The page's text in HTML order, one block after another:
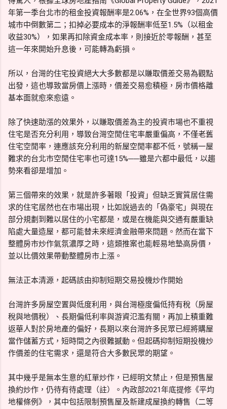
年第一季台北市的租金投資報酬率是2.06%，在全世界93個高價
城市中倒數第二；扣掉必要成本的淨報酬率低至1.5%（以租金
收益30%），如果再扣除資金成本率，則接近於零報酬，甚至
這一年來開始升息後，可能轉為虧損。
所以，台灣的住宅投資絕大大多數都是以賺取價差交易為觀點
出發，這也導致當房價上漲時，價差交易愈積極，房市價格離
基本面就愈來愈遠。
除了快速助漲的效果外，以賺取價差為主的投資市場也不重視
住宅是否充分利用，導致台灣空閒住宅率嚴重偏高，不僅老舊
住宅空閒率，連應該充分利用的新屋空閒率都不低，號稱一屋
難求的台北市空閒住宅率也可達15%──雖是六都中最低，以趨
勢來看卻是增加。
第三個帶來的效果，就是許多著眼「投資」但缺乏實質居住需
求的住宅居然也在市場出現，比如說過去的「偽豪宅」與現在
部分規劃到難以居住的小宅都是，或是在機能與交通有嚴重缺
陷處大量造屋，都可能替未來經濟金融帶來問題。然而在當下
整體房市炒作氣氛濃厚之時，這類推案也能輕易地墊高房價，
並以比價效果帶動整體房市上漲。
無法正本清源，起碼該由抑制短期交易投機炒作開始
台灣許多房屋空置與低度利用，與台灣極度偏低持有稅（房屋
稅與地價稅）、長期偏低利率與游資氾濫有關，再加上積重難
返華人對於房地產的偏好，長期以來台灣許多民眾已經將購屋
當作儲蓄方式，短時間之內很難撼動。但起碼抑制短期投機炒
作價差的住宅需求，還是符合大多數民眾的期望。
其中幾乎是無本生意的紅單炒作，已經明文禁止，但是預售屋
換約炒作，仍待有待處理（註）。內政部2021年底提修《平均
地權條例》，其中包括限制預售屋及新建成屋換約轉售（二等